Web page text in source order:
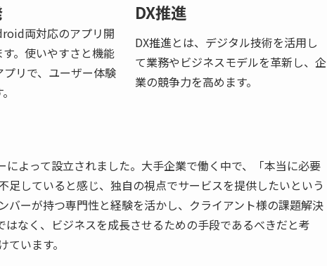
両対応のアプリ開
。使いやすさと機能
リで、ユーザー体験
DX推進
DX推進とは、デジタル技術を活用し
て業務やビジネスモデルを革新し、企
業の競争力を高めます。
よって設立されました。大手企業で働く中で、「本当に必要
していると感じ、独自の視点でサービスを提供したいという
ーが持つ専門性と経験を活かし、クライアント様の課題解決
なく、ビジネスを成長させるための手段であるべきだと考
います。